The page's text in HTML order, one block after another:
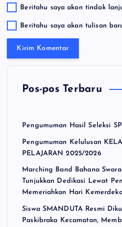
Beritahu saya akan tindak
Beritahu saya akan tulisan
Pos-pos Terbaru
Pengumuman Hasil Seleksi
Pengumuman Kelulusan
PELAJARAN 2025/2026
Marching Band Bahana
Tunjukkan Dedikasi Lewat
Memeriahkan Hari
Siswa SMANDUTA Resmi
Paskibraka Kecamatan,